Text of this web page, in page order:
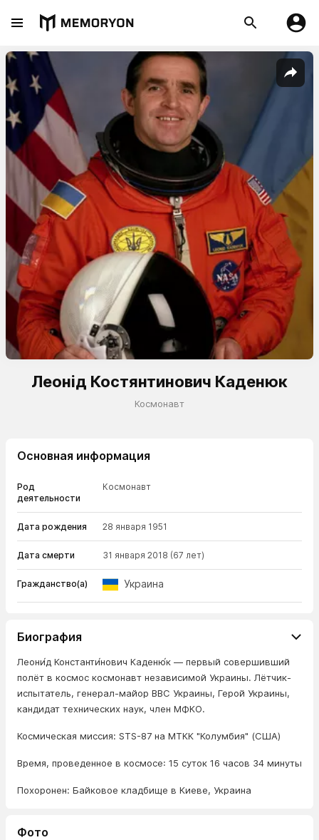
Леонід Костянтинович Каденюк
Космонавт
Основная информация
Род
деятельности
Космонавт
Дата рождения 28 января 1951
Дата смерти 31 января 2018 (67 лет)
Гражданство(а) Украина
Биография
Леони́д Константи́нович Каденю́к — первый совершивший
полёт в космос космонавт независимой Украины. Лётчик-
испытатель, генерал-майор ВВС Украины, Герой Украины,
кандидат технических наук, член МФКО.
Космическая миссия: STS-87 на МТКК "Колумбия" (США)
Время, проведенное в космосе: 15 суток 16 часов 34 минуты
Похоронен: Байковое кладбище в Киеве, Украина
Фото